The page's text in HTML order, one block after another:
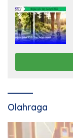
Olahraga